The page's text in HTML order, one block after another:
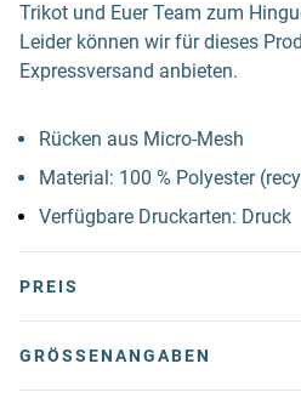
Trikot und Euer Team zum
Leider können wir für dieses
Expressversand anbieten.
Rücken aus Micro-Mesh
Material: 100 % Polyester
Verfügbare Druckarten: Druck
PREIS
GRÖSSENANGABEN